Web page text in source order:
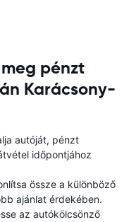
pénzt
Karácsony-
autóját, pénzt
időpontjához
össze a különböző
ajánlat érdekében.
az autókölcsönző